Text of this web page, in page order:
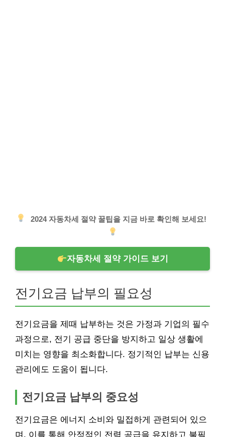
2024 자동차세 절약 꿀팁을 지금 바로 확인해 보세요!
자동차세 절약 가이드 보기
전기요금 납부의 필요성
전기요금을 제때 납부하는 것은 가정과 기업의 필수
과정으로, 전기 공급 중단을 방지하고 일상 생활에
미치는 영향을 최소화합니다. 정기적인 납부는 신용
관리에도 도움이 됩니다.
전기요금 납부의 중요성
전기요금은 에너지 소비와 밀접하게 관련되어 있으
며, 이를 통해 안정적인 전력 공급을 유지하고 불필